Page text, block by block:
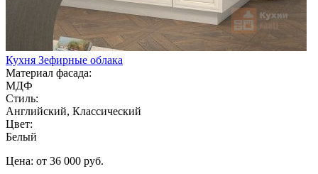
Кухня Зефирные облака
Материал фасада:
МДФ
Стиль:
Английский, Классический
Цвет:
Белый
Цена: от 36 000 руб.